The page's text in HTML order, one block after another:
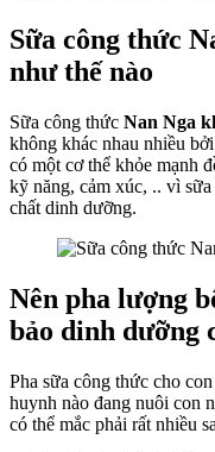
Sữa công thức
như thế nào
Sữa công thức Nan Nga
không khác nhau nhiều
có một cơ thể khỏe mạnh
kỹ năng, cảm xúc, .. vì
chất dinh dưỡng.
Nên pha lượng
bảo dinh dưỡng
Pha sữa công thức cho
huynh nào đang nuôi con
có thể mắc phải rất nhiều